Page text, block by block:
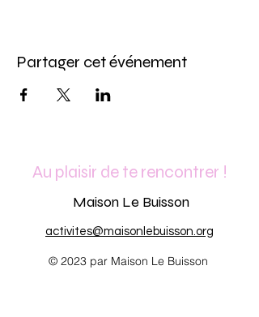
Partager cet événement
Au plaisir de te rencontrer !
Maison Le Buisson
activites@maisonlebuisson.org
© 2023 par Maison Le Buisson